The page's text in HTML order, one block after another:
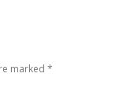
marked *